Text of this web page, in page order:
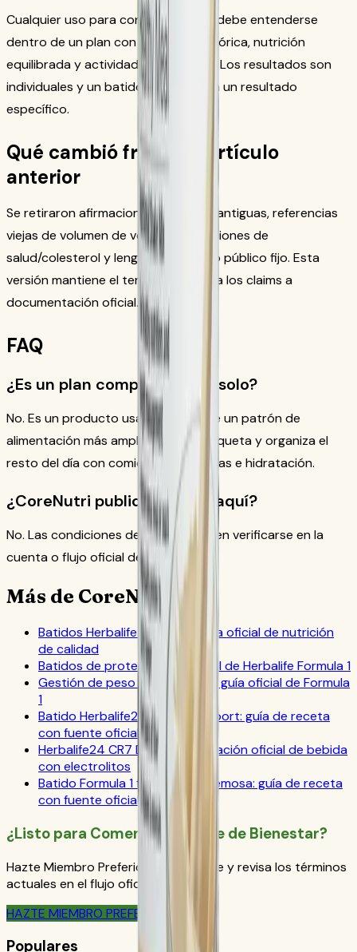
Cualquier uso para control de peso debe entenderse
dentro de un plan con reducción calórica, nutrición
equilibrada y actividad física regular. Los resultados son
individuales y un batido no garantiza un resultado
específico.
Qué cambió frente al artículo
anterior
Se retiraron afirmaciones generales antiguas, referencias
viejas de volumen de ventas, afirmaciones de
salud/colesterol y lenguaje de precio público fijo. Esta
versión mantiene el tema SEO y limita los claims a
documentación oficial.
FAQ
¿Es un plan completo por sí solo?
No. Es un producto usado dentro de un patrón de
alimentación más amplio. Sigue la etiqueta y organiza el
resto del día con comidas equilibradas e hidratación.
¿CoreNutri publica precios aquí?
No. Las condiciones de compra deben verificarse en la
cuenta o flujo oficial de pedido.
Más de CoreNutri
Batidos Herbalife Formula 1: guía oficial de nutrición
de calidad
Batidos de proteína: guía oficial de Herbalife Formula 1
Gestión de peso con Herbalife: guía oficial de Formula
1
Batido Herbalife24 Formula 1 Sport: guía de receta
con fuente oficial
Herbalife24 CR7 Drive: actualización oficial de bebida
con electrolitos
Batido Formula 1 frambuesa cremosa: guía de receta
con fuente oficial
¿Listo para Comenzar Tu Viaje de Bienestar?
Hazte Miembro Preferido de Herbalife y revisa los términos
actuales en el flujo oficial de pedido.
HAZTE MIEMBRO PREFERIDO
Populares